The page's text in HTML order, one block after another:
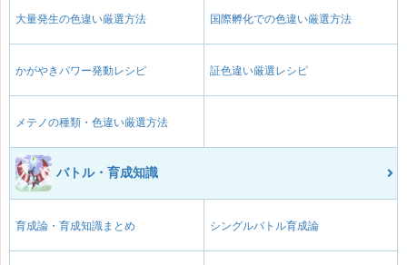
大量発生の色違い厳選方法 国際孵化での色違い厳選方法
かがやきパワー発動レシピ 証色違い厳選レシピ
メテノの種類・色違い厳選方法
バトル・育成知識
育成論・育成知識まとめ シングルバトル育成論